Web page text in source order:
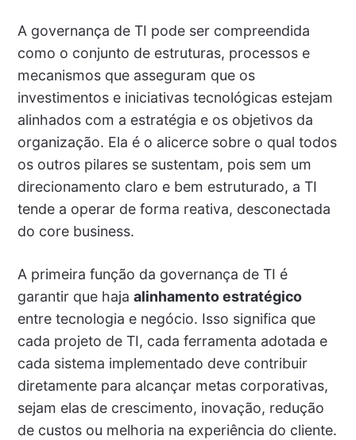
A governança de TI pode ser compreendida
como o conjunto de estruturas, processos e
mecanismos que asseguram que os
investimentos e iniciativas tecnológicas estejam
alinhados com a estratégia e os objetivos da
organização. Ela é o alicerce sobre o qual todos
os outros pilares se sustentam, pois sem um
direcionamento claro e bem estruturado, a TI
tende a operar de forma reativa, desconectada
do core business.
A primeira função da governança de TI é
garantir que haja alinhamento estratégico
entre tecnologia e negócio. Isso significa que
cada projeto de TI, cada ferramenta adotada e
cada sistema implementado deve contribuir
diretamente para alcançar metas corporativas,
sejam elas de crescimento, inovação, redução
de custos ou melhoria na experiência do cliente.